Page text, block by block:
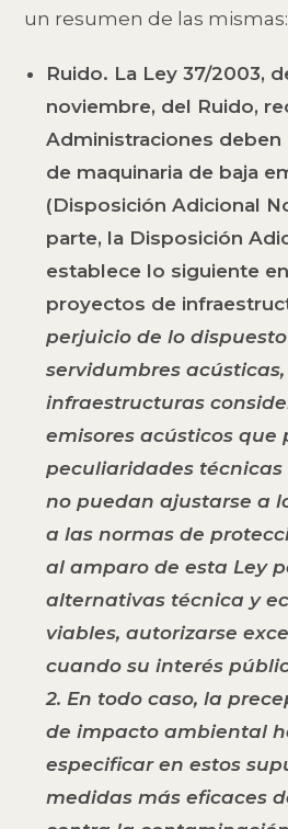
un resumen de las mismas:
Ruido. La Ley 37/2003,
noviembre, del Ruido,
Administraciones
de maquinaria de baja
(Disposición Adicional
parte, la Disposición
establece lo siguiente
proyectos de
perjuicio de lo
servidumbres
infraestructuras
emisores acústicos que
peculiaridades
no puedan ajustarse a
a las normas de
al amparo de esta Ley
alternativas técnica y
viables, autorizarse
cuando su interés
2. En todo caso, la
de impacto ambiental
especificar en estos
medidas más eficaces